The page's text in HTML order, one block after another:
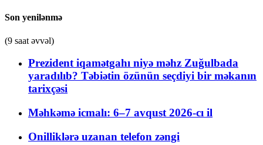
Son yenilənmə
(9 saat əvvəl)
Prezident iqamətgahı niyə məhz Zuğulbada
yaradılıb? Təbiətin özünün seçdiyi bir məkanın
tarixçəsi
Məhkəmə icmalı: 6–7 avqust 2026-cı il
Onilliklərə uzanan telefon zəngi